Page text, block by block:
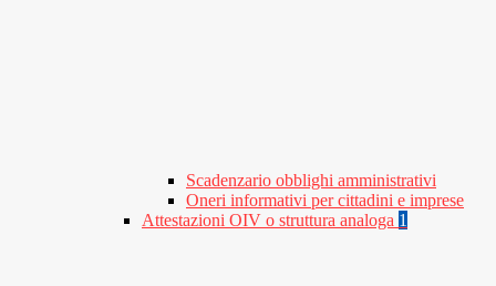
Scadenzario obblighi amministrativi
Oneri informativi per cittadini e imprese
Attestazioni OIV o struttura analoga 1